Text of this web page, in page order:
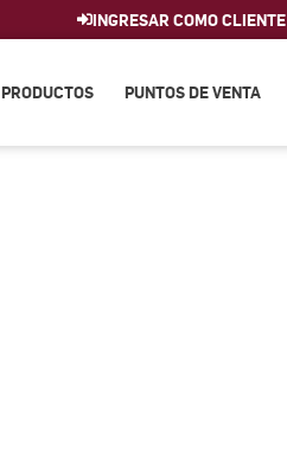
INGRESAR COMO CLIENTE
PRODUCTOS PUNTOS DE VENTA